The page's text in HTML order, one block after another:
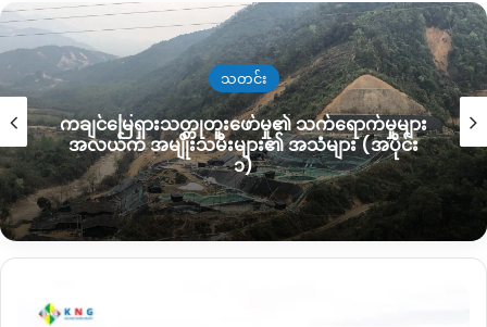
ပြည်သူ့စစ်ခေါင်းဆောင် ဦးရွှေမင်းရဲ့ အခုလို လီဆူလူမျိုးတွေအပေါ်
စစ်မှုမထမ်းမနေရ အမိန့်ထုတ်ပြန် တဲ့အပေါ် လီဆူတိုင်းရင်းသား
ရေးရာဝန်ကြီးဟောင်း ဦးအာတီယောဟန်ရဲ့ သဘောထားနဲ့အမြင်
တွေကို လီဆူလူငယ်တက်ကြွလှုပ်ရှားသူများအဖွဲ့ကKNGကိုပေးပို့
လာပါတယ်။
ဦးရွှေမင်းပြည်သူ့စစ်က လီဆူလူမျိုးတွေအပေါ် တပ်သားသစ်
သတင်း
ကချင်မြေရှားသတ္တုတူးဖော်မှု၏ သက်ရောက်မှုများ
အလယ်က အမျိုးသမီးများ၏ အသံများ (အပိုင်း
၁)
ကြီး